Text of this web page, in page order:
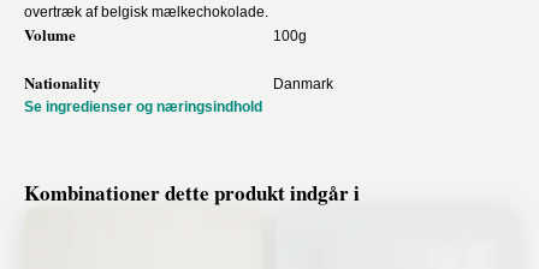
overtræk af belgisk mælkechokolade.
Volume 100g
Nationality
Danmark
Se ingredienser og næringsindhold
Kombinationer dette produkt indgår i